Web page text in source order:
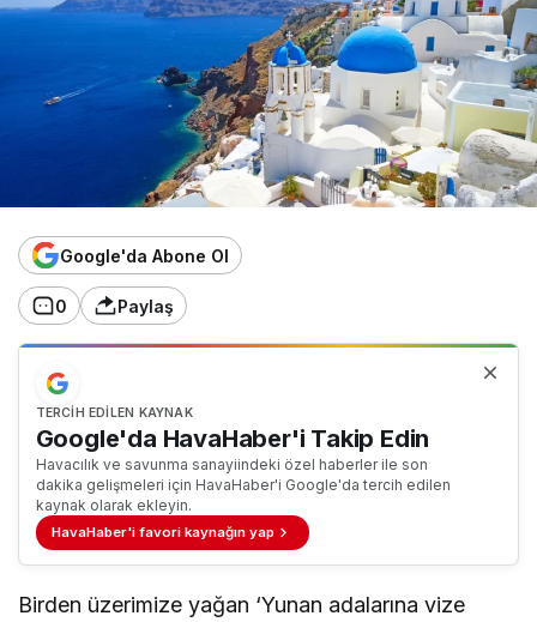
Google'da Abone Ol
0 Paylaş
TERCIH EDILEN KAYNAK
Google'da HavaHaber'i Takip Edin
Havacılık ve savunma sanayiindeki özel haberler ile son
dakika gelişmeleri için HavaHaber'i Google'da tercih edilen
kaynak olarak ekleyin.
HavaHaber'i favori kaynağın yap
Birden üzerimize yağan ‘Yunan adalarına vize